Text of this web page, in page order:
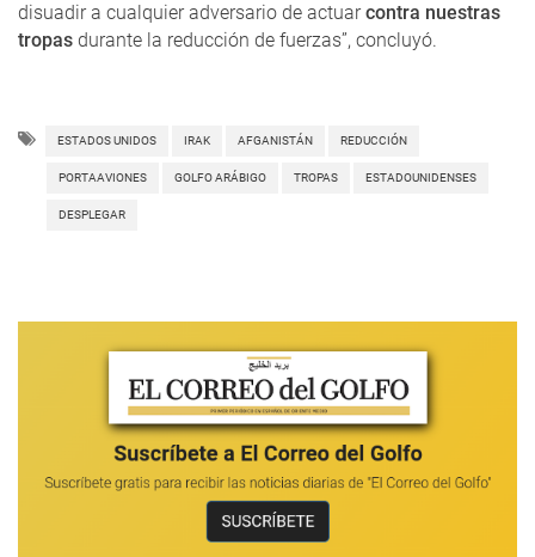
disuadir a cualquier adversario de actuarcontra nuestras
tropas durante la reducción de fuerzas”, concluyó.
ESTADOS UNIDOS IRAK AFGANISTÁN REDUCCIÓN
PORTAAVIONES GOLFO ARÁBIGO TROPAS ESTADOUNIDENSES
DESPLEGAR